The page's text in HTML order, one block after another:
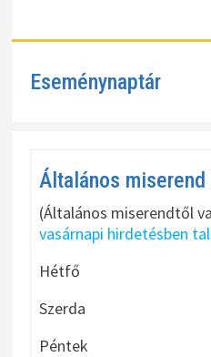
Eseménynaptár
Általános miserend
(Általános miserendtől
vasárnapi hirdetésben
Hétfő
Szerda
Péntek